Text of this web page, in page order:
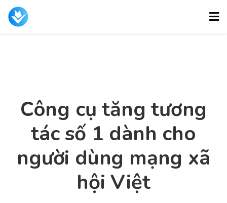
Công cụ tăng tương
tác số 1 dành cho
người dùng mạng xã
hội Việt